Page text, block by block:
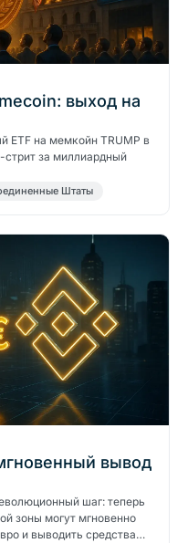
выход на
ETF на мемкойн TRUMP в
стрит за миллиардный
Штаты
вывод
шаг: теперь
зоны могут мгновенно
и выводить средства